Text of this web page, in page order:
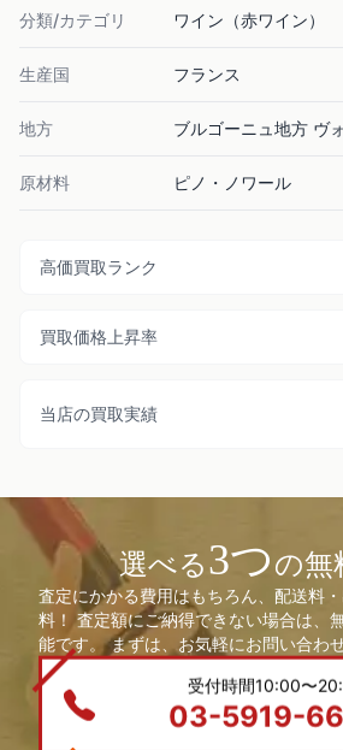
分類/カテゴリ ワイン（赤ワイン）
生産国 フランス
地方 ブルゴーニュ地方 ヴ
原材料 ピノ・ノワール
高価買取ランク
買取価格上昇率
当店の買取実績
選べる3つの無
査定にかかる費用はもちろん、配送料
料！ 査定額にご納得できない場合は、
能です。 まずは、お気軽にお問い合わ
受付時間10:00〜
03-5919-